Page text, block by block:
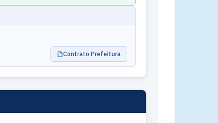
Contrato Prefeitura